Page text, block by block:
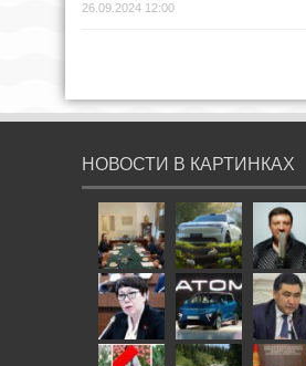
26.09.2024 12:00
НОВОСТИ В КАРТИНКАХ